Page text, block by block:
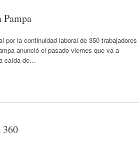
Pampa
la continuidad laboral de 350 trabajadores
anunció el pasado viernes que va a
caída de…
360